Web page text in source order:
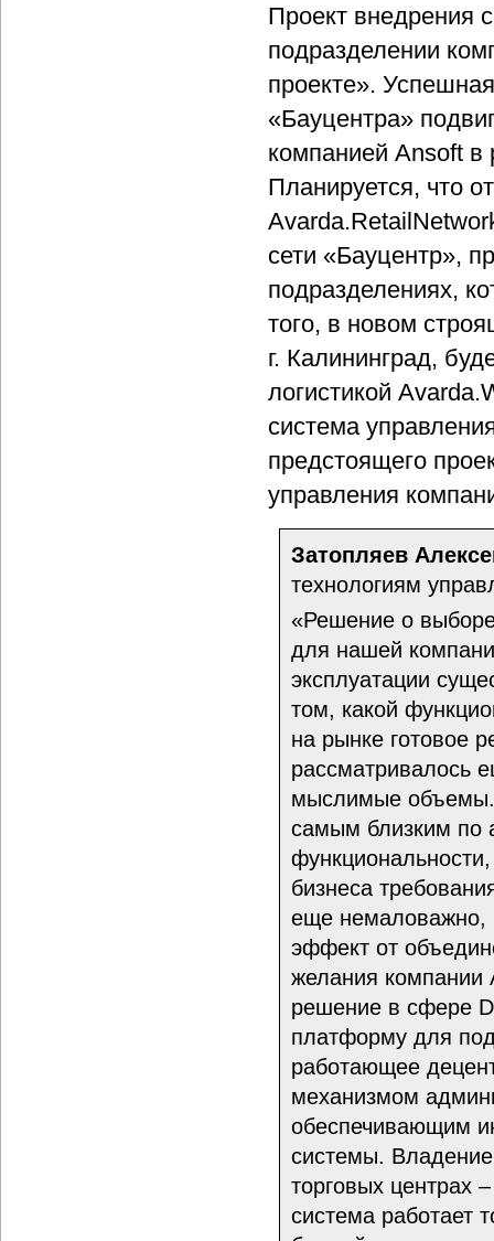
Проект внедрения
подразделении
проекте».
«Бауцентра»
компанией Ansoft в
Планируется, что
сети «Бауцентр»,
подразделениях,
того, в новом
г. Калининград,
логистикой
система
предстоящего
управления
Затопляев
технологиям
«Решение о
для нашей
эксплуатации
том, какой
на рынке готовое
рассматривалось
мыслимые объемы.
самым близким по
бизнеса
еще немаловажно,
эффект от
желания компании
решение в сфере
платформу для
работающее
механизмом
обеспечивающим
системы.
торговых центрах
система работает